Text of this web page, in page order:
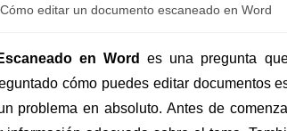
Cómo editar un documento escaneado en Word
en Word
es una pregunta
cómo puedes editar documentos
problema en absoluto. Antes de